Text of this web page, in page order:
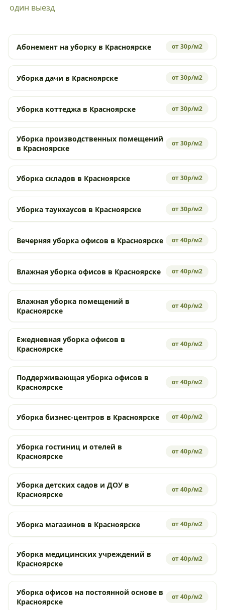
один выезд
Абонемент на уборку в Красноярске от 30р/м2
Уборка дачи в Красноярске от 30р/м2
Уборка коттеджа в Красноярске от 30р/м2
Уборка производственных помещений
в Красноярске
от 30р/м2
Уборка складов в Красноярске от 30р/м2
Уборка таунхаусов в Красноярске от 30р/м2
Вечерняя уборка офисов в Красноярске от 40р/м2
Влажная уборка офисов в Красноярске от 40р/м2
Влажная уборка помещений в
Красноярске
от 40р/м2
Ежедневная уборка офисов в
Красноярске
от 40р/м2
Поддерживающая уборка офисов в
Красноярске
от 40р/м2
Уборка бизнес-центров в Красноярске от 40р/м2
Уборка гостиниц и отелей в
Красноярске
от 40р/м2
Уборка детских садов и ДОУ в
Красноярске
от 40р/м2
Уборка магазинов в Красноярске от 40р/м2
Уборка медицинских учреждений в
Красноярске
от 40р/м2
Уборка офисов на постоянной основе в
Красноярске
от 40р/м2